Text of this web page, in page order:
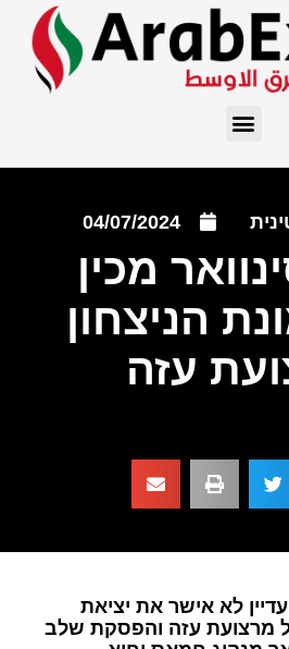
04/07/2024
מכין
הניצחון
עזה
לא אישר את יציאת
מרצועת עזה והפסקת שלב